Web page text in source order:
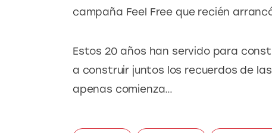
campaña Feel Free que recién
Estos 20 años han servido para
a construir juntos los recuerdos de
apenas comienza…